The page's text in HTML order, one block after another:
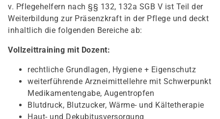
v. Pflegehelfern nach §§ 132, 132a SGB V ist Teil der
Weiterbildung zur Präsenzkraft in der Pflege und deckt
inhaltlich die folgenden Bereiche ab:
Vollzeittraining mit Dozent:
rechtliche Grundlagen, Hygiene + Eigenschutz
weiterführende Arzneimittellehre mit Schwerpunkt
Medikamentengabe, Augentropfen
Blutdruck, Blutzucker, Wärme- und Kältetherapie
Haut- und Dekubitusversorgung